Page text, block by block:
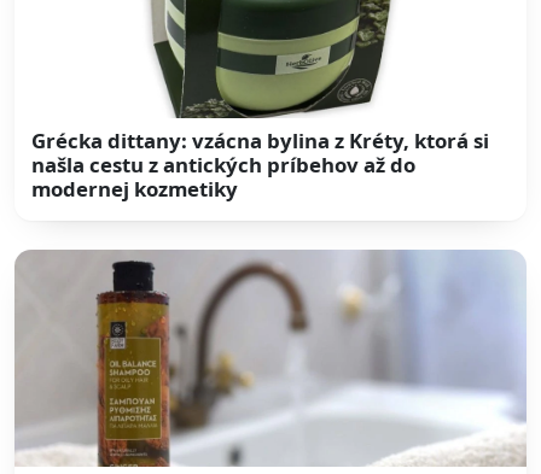
Grécka dittany: vzácna bylina z Kréty, ktorá si
našla cestu z antických príbehov až do
modernej kozmetiky